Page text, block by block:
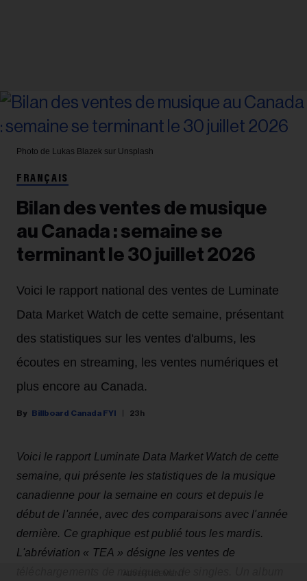
Photo de Lukas Blazek sur Unsplash
FRANÇAIS
Bilan des ventes de musique
au Canada : semaine se
terminant le 30 juillet 2026
Voici le rapport national des ventes de Luminate
Data Market Watch de cette semaine, présentant
des statistiques sur les ventes d'albums, les
écoutes en streaming, les ventes numériques et
plus encore au Canada.
Billboard Canada FYI 23h
Voici le rapport Luminate Data Market Watch de cette
semaine, qui présente les statistiques de la musique
canadienne pour la semaine en cours et depuis le
début de l'année, avec des comparaisons avec l'année
dernière. Ce graphique est publié tous les mardis.
L'abréviation « TEA » désigne les ventes de